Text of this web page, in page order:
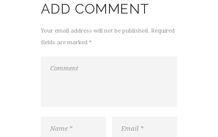
ADD COMMENT
Your email address will not be published. Required
fields are marked *